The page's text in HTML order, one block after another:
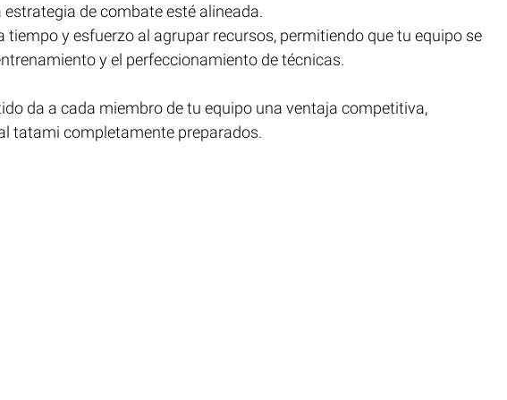
de combate esté alineada.
tiempo y esfuerzo al agrupar recursos, permitiendo que tu equipo se
y el perfeccionamiento de técnicas.
da a cada miembro de tu equipo una ventaja competitiva,
tatami completamente preparados.